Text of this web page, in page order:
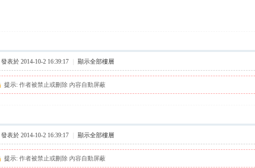
發表於 2014-10-2 16:39:17 顯示全部樓層
提示: 作者被禁止或刪除 內容自動屏蔽
發表於 2014-10-2 16:39:17 顯示全部樓層
提示: 作者被禁止或刪除 內容自動屏蔽